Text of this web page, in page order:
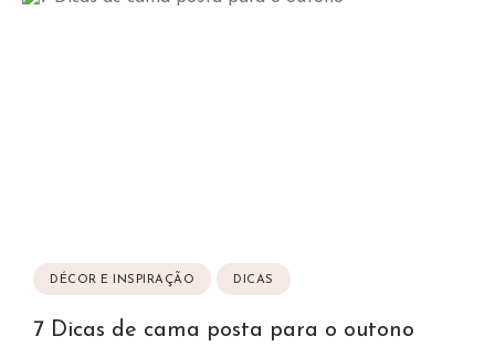
DÉCOR E INSPIRAÇÃO DICAS
7 Dicas de cama posta para o outono